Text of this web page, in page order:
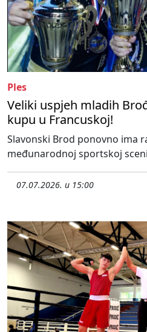
Ples
Veliki uspjeh mladih
kupu u Francuskoj!
Slavonski Brod ponovno ima
međunarodnoj sportskoj
07.07.2026. u 15:00